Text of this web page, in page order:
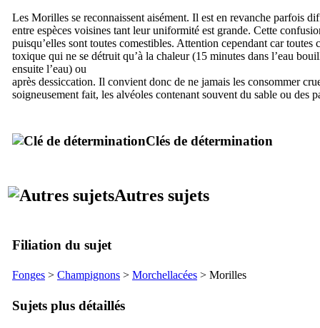
Les Morilles se reconnaissent aisément. Il est en revanche parfois
entre espèces voisines tant leur uniformité est grande. Cette
puisqu’elles sont toutes comestibles. Attention cependant car toutes
toxique qui ne se détruit qu’à la chaleur (15 minutes dans l’eau
ensuite l’eau) ou
après dessiccation. Il convient donc de ne jamais les consommer
soigneusement fait, les alvéoles contenant souvent du sable ou des
Clés de détermination
Autres sujets
Filiation du sujet
Fonges > Champignons > Morchellacées > Morilles
Sujets plus détaillés